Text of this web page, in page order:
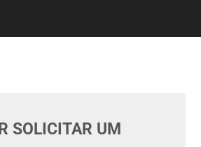
SOLICITAR UM